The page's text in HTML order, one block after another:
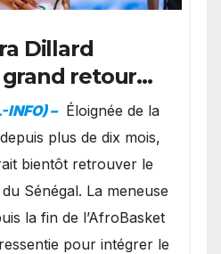
Dillard
grand retour
?
INFO) – Éloignée de la
plus de dix mois,
bientôt retrouver le
Sénégal. La meneuse
la fin de l’AfroBasket
pour intégrer le